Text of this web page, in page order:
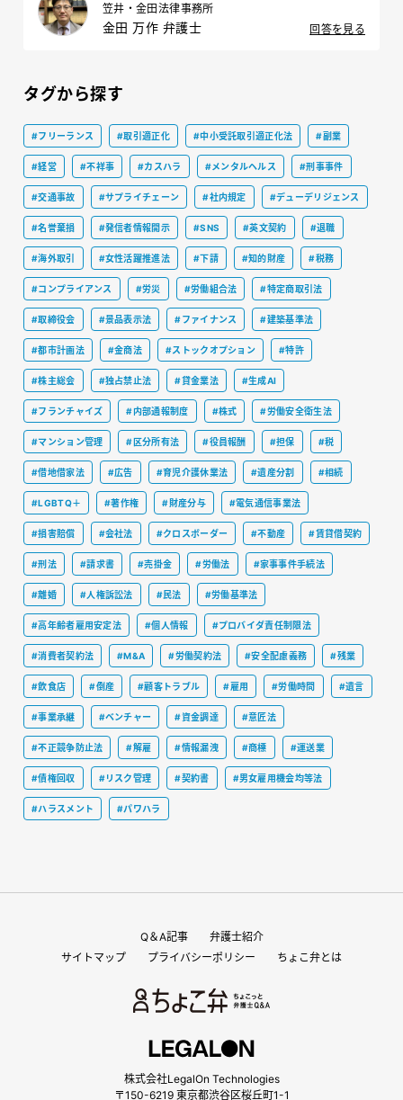
笠井・金田法律事務所
金田 万作 弁護士 回答を見る
タグから探す
#フリーランス #取引適正化 #中小受託取引適正化法 #副業
#経営 #不祥事 #カスハラ #メンタルヘルス #刑事事件
#交通事故 #サプライチェーン #社内規定 #デューデリジェンス
#名誉棄損 #発信者情報開示 #SNS #英文契約 #退職
#海外取引 #女性活躍推進法 #下請 #知的財産 #税務
#コンプライアンス #労災 #労働組合法 #特定商取引法
#取締役会 #景品表示法 #ファイナンス #建築基準法
#都市計画法 #金商法 #ストックオプション #特許
#株主総会 #独占禁止法 #貸金業法 #生成AI
#フランチャイズ #内部通報制度 #株式 #労働安全衛生法
#マンション管理 #区分所有法 #役員報酬 #担保 #税
#借地借家法 #広告 #育児介護休業法 #遺産分割 #相続
#LGBTQ＋ #著作権 #財産分与 #電気通信事業法
#損害賠償 #会社法 #クロスボーダー #不動産 #賃貸借契約
#刑法 #請求書 #売掛金 #労働法 #家事事件手続法
#離婚 #人権訴訟法 #民法 #労働基準法
#高年齢者雇用安定法 #個人情報 #プロバイダ責任制限法
#消費者契約法 #M&A #労働契約法 #安全配慮義務 #残業
#飲食店 #倒産 #顧客トラブル #雇用 #労働時間 #遺言
#事業承継 #ベンチャー #資金調達 #意匠法
#不正競争防止法 #解雇 #情報漏洩 #商標 #運送業
#債権回収 #リスク管理 #契約書 #男女雇用機会均等法
#ハラスメント #パワハラ
Q＆A記事
弁護士紹介
サイトマップ
プライバシーポリシー ちょこ弁とは
株式会社LegalOn Technologies
〒150-6219 東京都渋谷区桜丘町1-1